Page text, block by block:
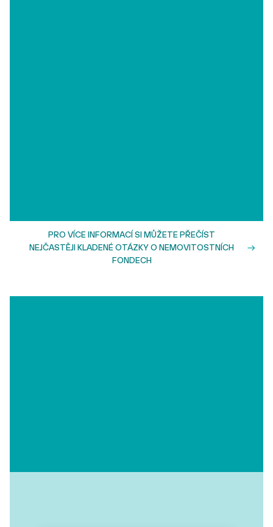
PRO VÍCE INFORMACÍ SI MŮŽETE PŘEČÍST
NEJČASTĚJI KLADENÉ OTÁZKY O NEMOVITOSTNÍCH
FONDECH